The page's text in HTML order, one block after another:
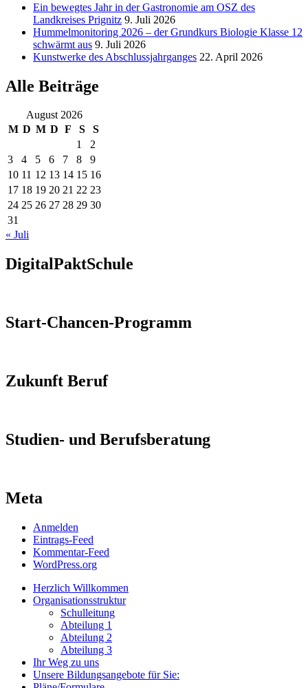
Ein bewegtes Jahr in der Gastronomie am OSZ des
Landkreises Prignitz 9. Juli 2026
Hummelmonitoring 2026 – der Grundkurs Biologie Klasse 12
schwärmt aus 9. Juli 2026
Kunstwerke des Abschlussjahrganges 22. April 2026
Alle Beiträge
August 2026
M D M D F S
S
1
2
3
4 5 6 7 8
9
10 11 12 13 14 15 16
17 18 19 20 21 22 23
24 25 26 27 28 29 30
31
« Juli
DigitalPaktSchule
Start-Chancen-Programm
Zukunft Beruf
Studien- und Berufsberatung
Meta
Anmelden
Eintrags-Feed
Kommentar-Feed
WordPress.org
Herzlich Willkommen
Organisationsstruktur
Schulleitung
Abteilung 1
Abteilung 2
Abteilung 3
Ihr Weg zu uns
Unsere Bildungsangebote für Sie: